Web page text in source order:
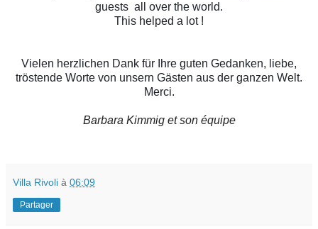
guests all over the world.
This helped a lot !
Vielen herzlichen Dank für Ihre guten Gedanken, liebe,
tröstende Worte von unsern Gästen aus der ganzen Welt.
Merci.
Barbara Kimmig et son équipe
Villa Rivoli à 06:09
Partager